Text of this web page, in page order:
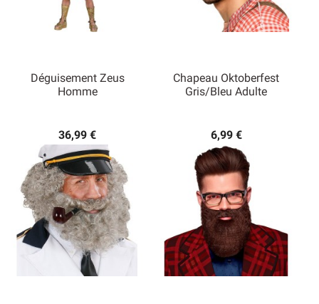
Déguisement Zeus
Homme
36,99 €
Chapeau Oktoberfest
Gris/bleu Adulte
6,99 €